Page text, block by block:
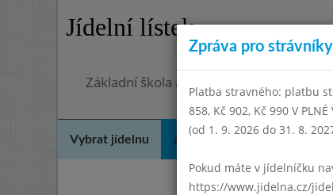
Jídelní lístek
Základní škola a mateřská škola
Vybrat jídelnu Jídelní lístek
Zpráva pro
Platba stravného: platbu
858, Kč 902, Kč 990 V
(od 1. 9. 2026 do 31. 8.
Pokud máte v jídelníčku
https://www.jidelna.cz/